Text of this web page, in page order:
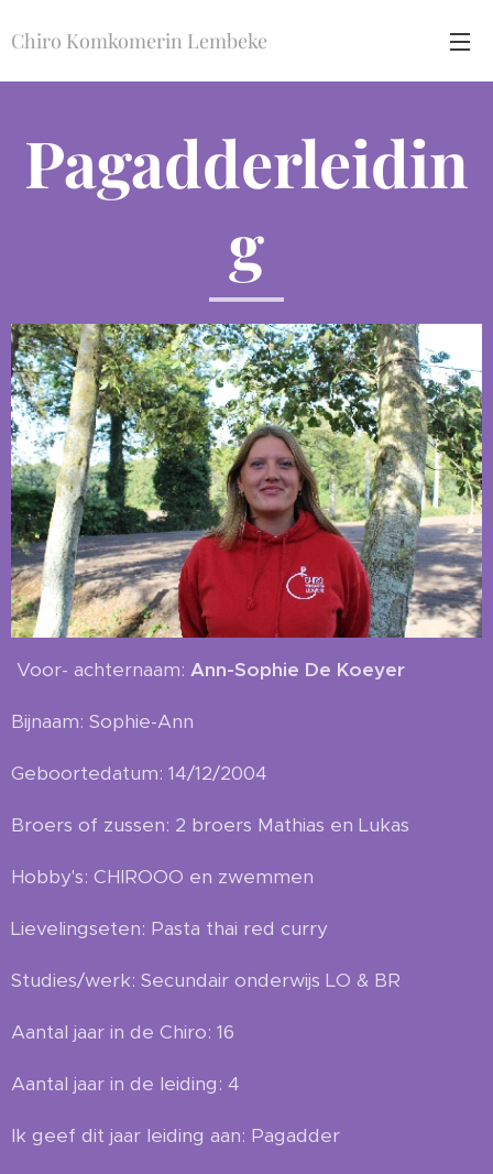
Chiro Komkomerin Lembeke
Pagadderleidin
g
Voor- achternaam: Ann-Sophie De Koeyer
Bijnaam: Sophie-Ann
Geboortedatum: 14/12/2004
Broers of zussen: 2 broers Mathias en Lukas
Hobby's: CHIROOO en zwemmen
Lievelingseten: Pasta thai red curry
Studies/werk: Secundair onderwijs LO & BR
Aantal jaar in de Chiro: 16
Aantal jaar in de leiding: 4
Ik geef dit jaar leiding aan: Pagadder